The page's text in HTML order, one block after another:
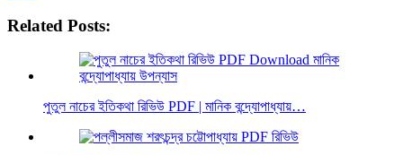
Related Posts:
পুতুল নাচের ইতিকথা রিভিউ PDF | মানিক বন্দ্যোপাধ্যায়…